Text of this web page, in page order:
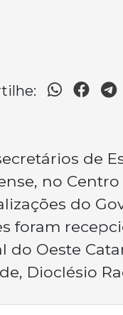
de
no
do
foram
Oeste
Dioclésio